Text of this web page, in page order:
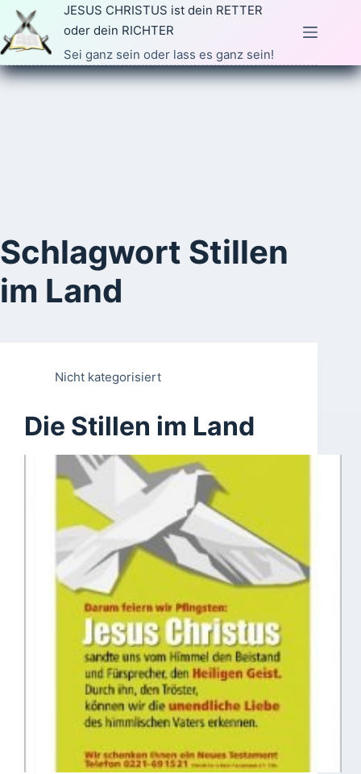
Zum
Inhalt
springen
JESUS CHRISTUS ist dein RETTER
oder dein RICHTER
Sei ganz sein oder lass es ganz sein!
Schlagwort Stillen
im Land
Nicht kategorisiert
Die Stillen im Land